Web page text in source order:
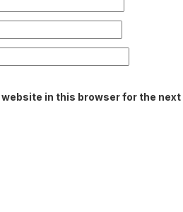
in this browser for the next